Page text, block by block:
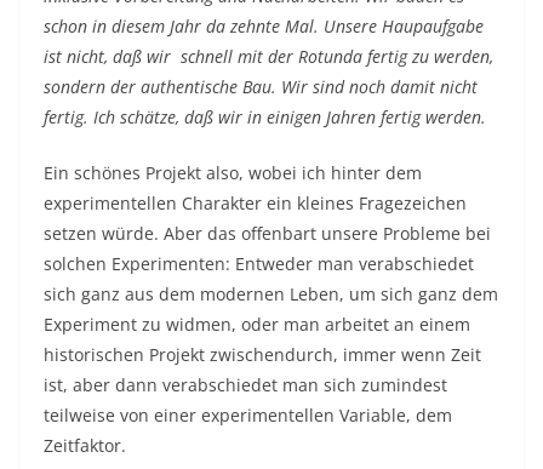
schon in diesem Jahr da zehnte Mal. Unsere Haupaufgabe
ist nicht, daß wir schnell mit der Rotunda fertig zu werden,
sondern der authentische Bau. Wir sind noch damit nicht
fertig. Ich schätze, daß wir in einigen Jahren fertig werden.
Ein schönes Projekt also, wobei ich hinter dem
experimentellen Charakter ein kleines Fragezeichen
setzen würde. Aber das offenbart unsere Probleme bei
solchen Experimenten: Entweder man verabschiedet
sich ganz aus dem modernen Leben, um sich ganz dem
Experiment zu widmen, oder man arbeitet an einem
historischen Projekt zwischendurch, immer wenn Zeit
ist, aber dann verabschiedet man sich zumindest
teilweise von einer experimentellen Variable, dem
Zeitfaktor.